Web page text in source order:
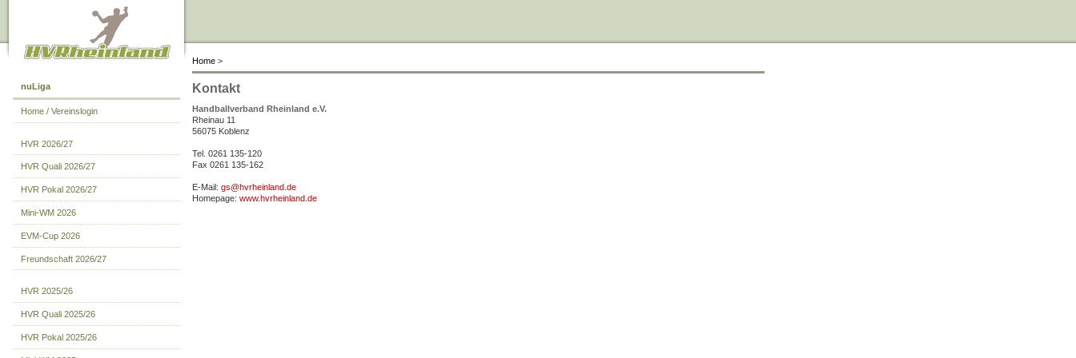
Home >
nuLiga
Home / Vereinslogin
HVR 2026/27
HVR Quali 2026/27
HVR Pokal 2026/27
Mini-WM 2026
EVM-Cup 2026
Freundschaft 2026/27
HVR 2025/26
HVR Quali 2025/26
HVR Pokal 2025/26
Kontakt
Handballverband Rheinland e.V.
Rheinau 11
56075 Koblenz
Tel. 0261 135-120
Fax 0261 135-162
E-Mail: gs@hvrheinland.de
Homepage: www.hvrheinland.de